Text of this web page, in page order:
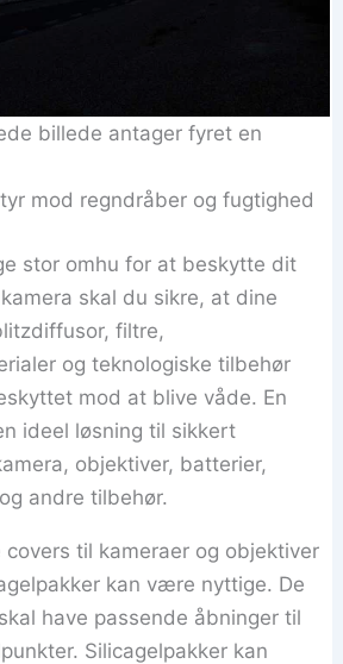
billede antager fyret en
mod regndråber og fugtighed
stor omhu for at beskytte dit
skal du sikre, at dine
filtre,
og teknologiske tilbehør
mod at blive våde. En
ideel løsning til sikkert
objektiver, batterier,
andre tilbehør.
til kameraer og objektiver
kan være nyttige. De
have passende åbninger til
Silicagelpakker kan